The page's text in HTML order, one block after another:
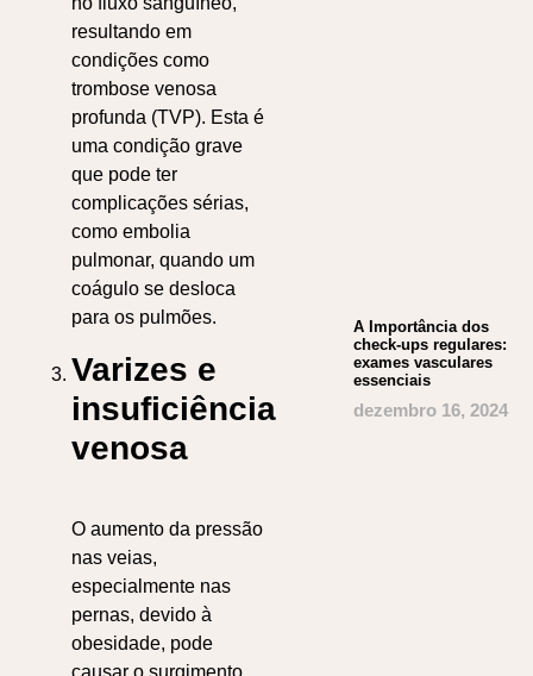
resultando em
condições como
trombose venosa
profunda (TVP). Esta é
uma condição grave
que pode ter
complicações sérias,
como embolia
pulmonar, quando um
coágulo se desloca
para os pulmões.
Varizes e
insuficiência
venosa
O aumento da pressão
nas veias,
especialmente nas
pernas, devido à
obesidade, pode
causar o surgimento
A Importância dos
check-ups regulares:
exames vasculares
essenciais
dezembro 16, 2024